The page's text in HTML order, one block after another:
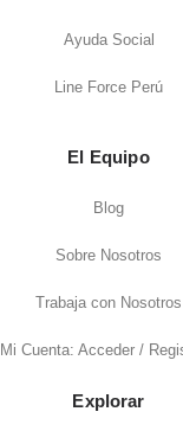
Ayuda Social
Line Force Perú
El Equipo
Blog
Sobre Nosotros
Trabaja con Nosotros
Mi Cuenta: Acceder /
Explorar